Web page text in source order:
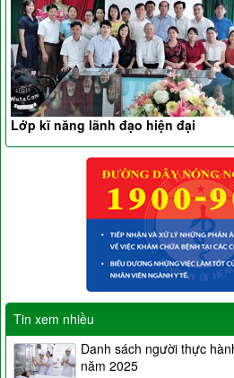
Lớp kĩ năng lãnh đạo hiện đại
Tin xem nhiều
Danh sách người thực
năm 2025